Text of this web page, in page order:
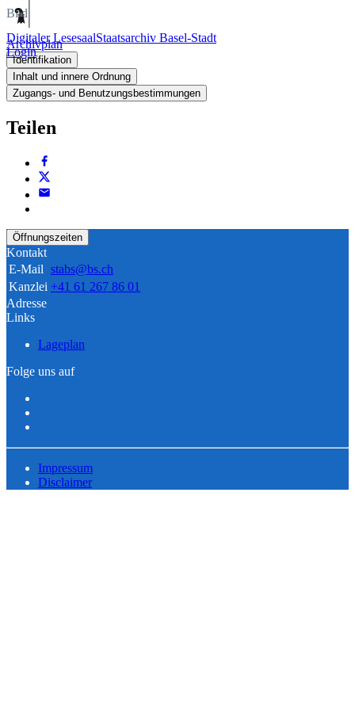
Digitaler LesesaalStaatsarchiv Basel-Stadt
Login
Bild
Archivplan
Identifikation
Inhalt und innere Ordnung
Zugangs- und Benutzungsbestimmungen
Teilen
Öffnungszeiten
Kontakt
E-Mail stabs@bs.ch
Kanzlei +41 61 267 86 01
Adresse
Links
Lageplan
Folge uns auf
Impressum
Disclaimer